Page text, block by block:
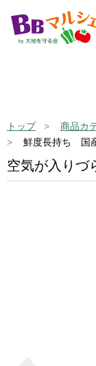
トップ 商品カ
鮮度長持ち 国
空気が入りづ